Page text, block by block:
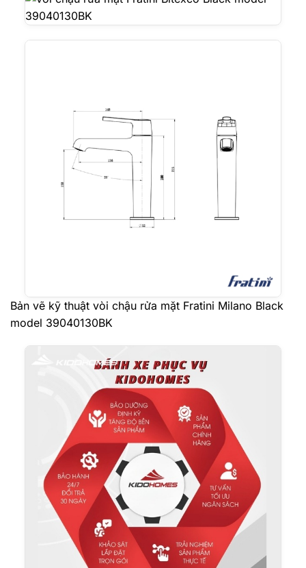
Bản vẽ kỹ thuật vòi chậu rửa mặt Fratini Milano Black
model 39040130BK